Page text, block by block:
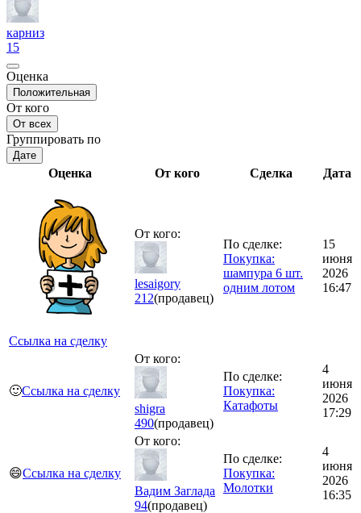
карниз
15
Оценка
Положительная
От кого
От всех
Группировать по
Дате
Оценка От кого Сделка Дата
Ссылка на сделку
От кого:
lesaigory
212(продавец)
По сделке:
Покупка:
шампура 6 шт.
одним лотом
15
июня
2026
16:47
🙂Ссылка на сделку
От кого:
shigra
490(продавец)
По сделке:
Покупка:
Катафоты
4
июня
2026
17:29
😄Ссылка на сделку
От кого:
Вадим Заглада
94(продавец)
По сделке:
Покупка:
Молотки
4
июня
2026
16:35